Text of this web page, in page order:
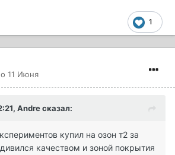
1
11 Июня
Andreсказал:
купил на озон т2 за
качеством и зоной покрытия